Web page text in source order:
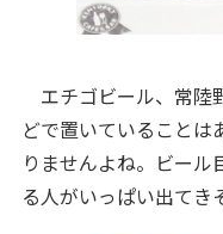
エチゴビール、常陸
どで置いていることは
りませんよね。ビール
る人がいっぱい出てき